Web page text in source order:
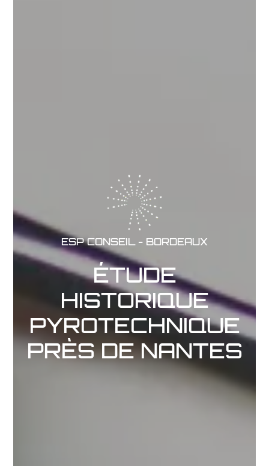
ESP CONSEIL - BORDEAUX
ÉTUDE
HISTORIQUE
PYROTECHNIQUE
PRÈS DE NANTES